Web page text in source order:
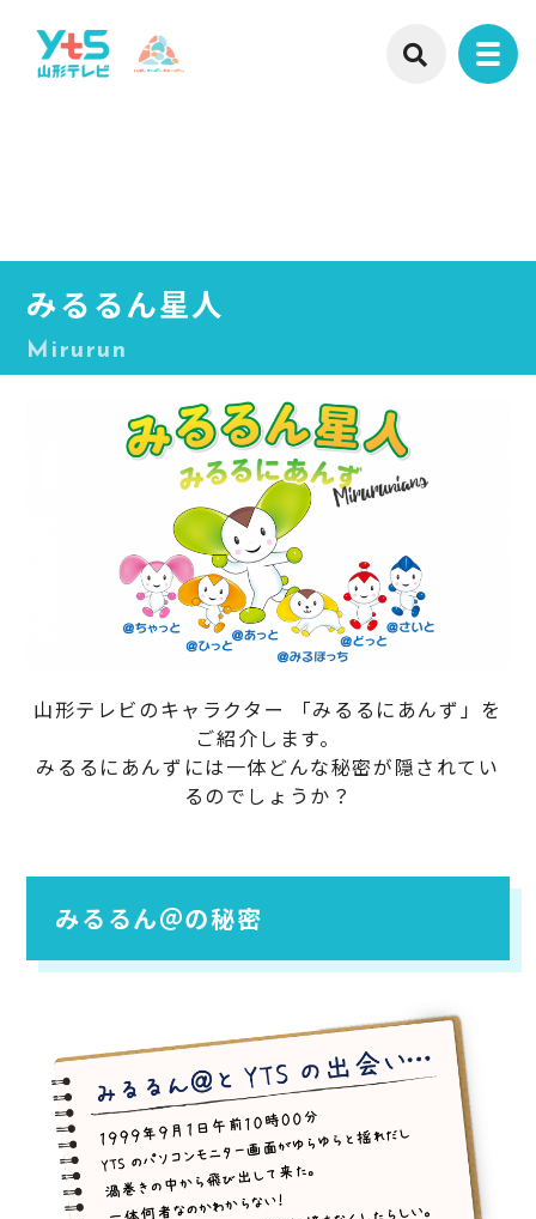
みるるん星人
Mirurun
山形テレビのキャラクター 「みるるにあんず」を
ご紹介します。
みるるにあんずには一体どんな秘密が隠されてい
るのでしょうか？
みるるん＠の秘密